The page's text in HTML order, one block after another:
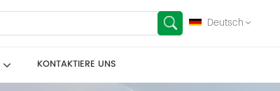
Deutsch
English
KONTAKTIERE UNS